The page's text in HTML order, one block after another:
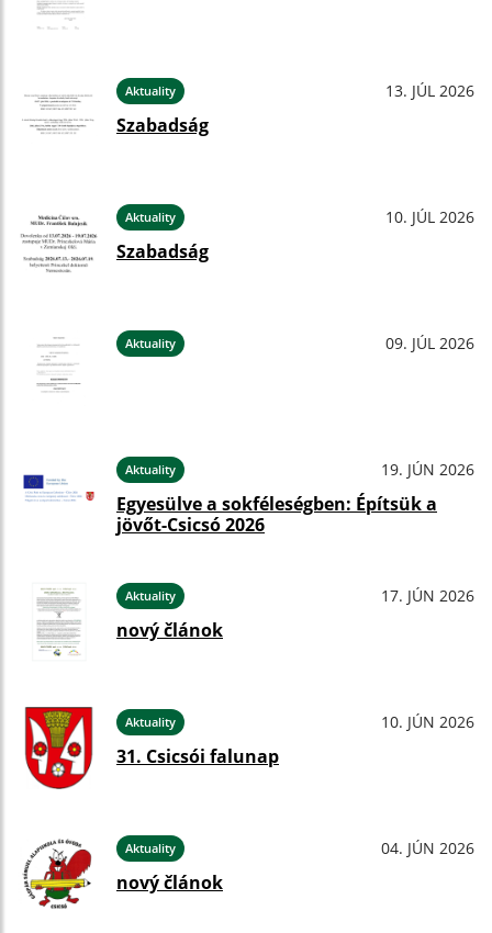
Aktuality 13. JÚL 2026
Szabadság
Aktuality 10. JÚL 2026
Szabadság
Aktuality 09. JÚL 2026
Aktuality 19. JÚN 2026
Egyesülve a sokféleségben: Építsük a
jövőt-Csicsó 2026
Aktuality 17. JÚN 2026
nový článok
Aktuality 10. JÚN 2026
31. Csicsói falunap
Aktuality 04. JÚN 2026
nový článok